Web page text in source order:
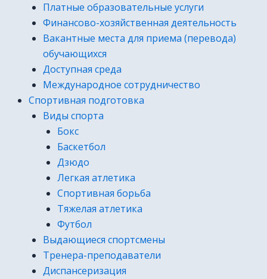
Платные образовательные услуги
Финансово-хозяйственная деятельность
Вакантные места для приема (перевода)
обучающихся
Доступная среда
Международное сотрудничество
Спортивная подготовка
Виды спорта
Бокс
Баскетбол
Дзюдо
Легкая атлетика
Спортивная борьба
Тяжелая атлетика
Футбол
Выдающиеся спортсмены
Тренера-преподаватели
Диспансеризация